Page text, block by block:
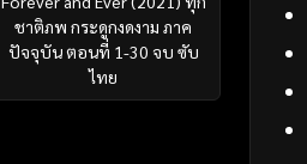
ชาติภพ กระดูกงดงาม ภาค
ปัจจุบัน ตอนที่ 1-30 จบ ซับ
ไทย